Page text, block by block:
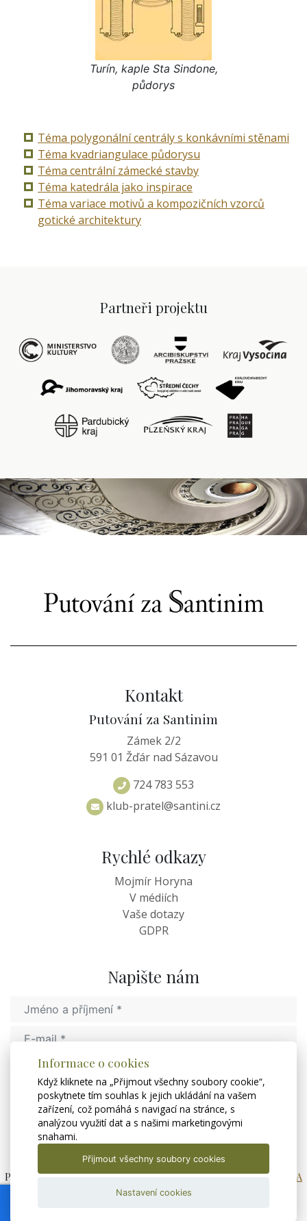
Turín, kaple Sta Sindone,
půdorys
Téma polygonální centrály s konkávními stěnami
Téma kvadriangulace půdorysu
Téma centrální zámecké stavby
Téma katedrála jako inspirace
Téma variace motivů a kompozičních vzorců
gotické architektury
Partneři projektu
Informace o cookies
Když kliknete na „Přijmout všechny soubory cookie“,
poskytnete tím souhlas k jejich ukládání na vašem
zařízení, což pomáhá s navigací na stránce, s
analýzou využití dat a s našimi marketingovými
snahami.
Přijmout všechny soubory cookies
Nastavení cookies
Kontakt
Putování za Santinim
Zámek 2/2
591 01 Žďár nad Sázavou
724 783 553
klub-pratel@santini.cz
Rychlé odkazy
Mojmír Horyna
V médiích
Vaše dotazy
GDPR
Napište nám
Putování za Santinim © 2020, All Rights Reserved byLE CLAVERA
2020